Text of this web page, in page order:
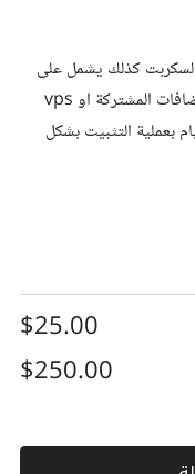
كذلك يشمل على
صفحات التثبيت بكل سهولة سواء على الاستضافات المشتركة او vps
التثبيت بشكل
$25.00
$250.00